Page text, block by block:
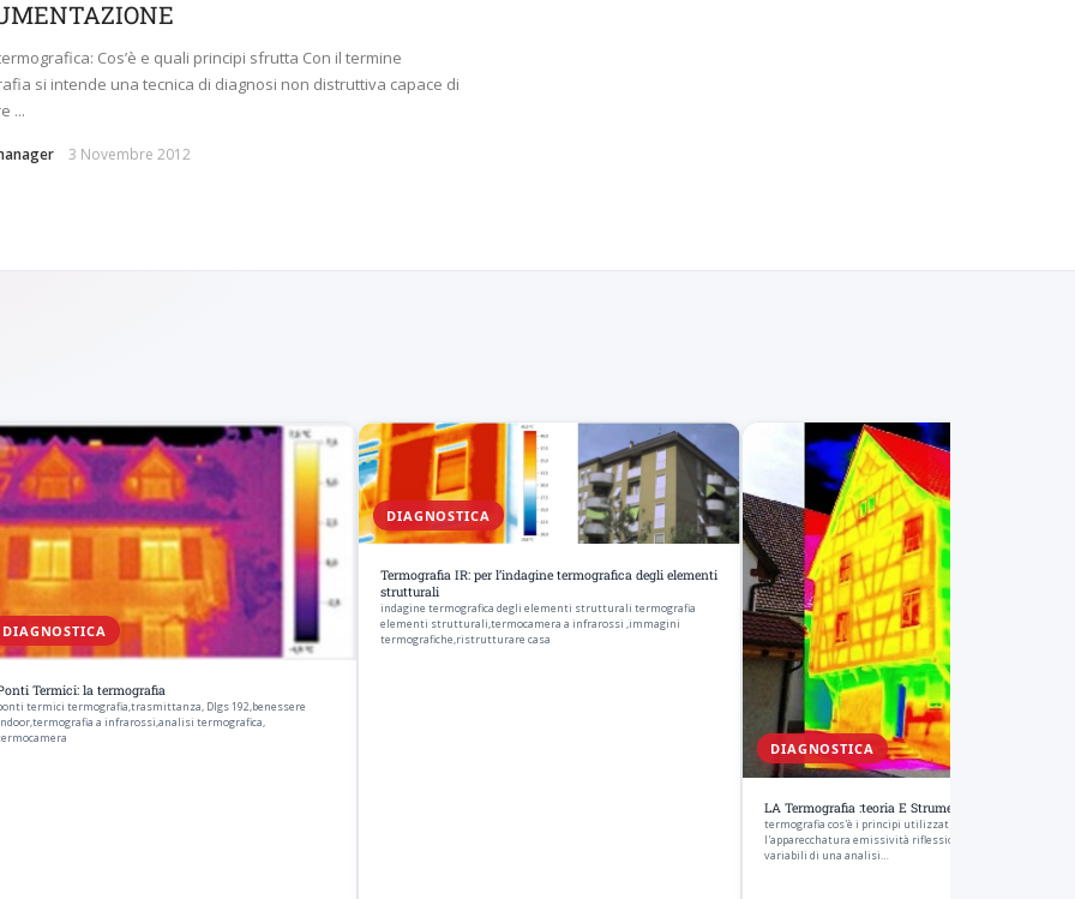
Cos’è e quali principi sfrutta Con il termine
si intende una tecnica di diagnosi non distruttiva capace di
...
3 Novembre 2012
DIAGNOSTICA
Termici: la termografia
termici termografia,trasmittanza, Dlgs 192,benessere
a infrarossi,analisi termografica,
DIAGNOSTICA
Termografia IR: per l’indagine termografica degli elementi
strutturali
indagine termografica degli elementi strutturali termografia
elementi strutturali,termocamera a infrarossi ,immagini
termografiche,ristrutturare casa
DIAGNOSTICA
LA Termografia :teoria E Strumentazione
termografia cos'è i principi utilizzati raggi infrarossi
l'apparecchatura emissività riflessione trasmissione e le
variabili di una analisi…